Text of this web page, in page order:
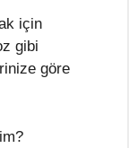
için
gibi
göre